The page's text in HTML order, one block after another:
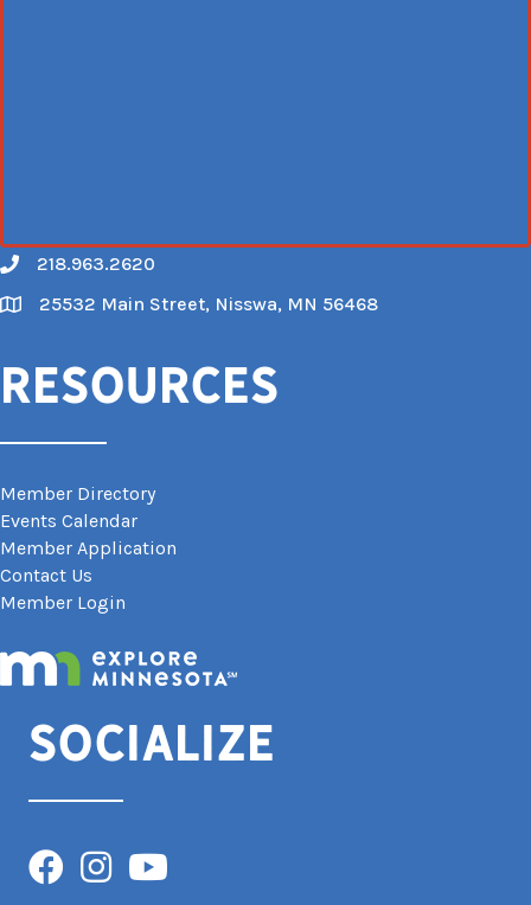
Call
218.963.2620
Map
25532 Main Street, Nisswa, MN 56468
Resources
Member Directory
Events Calendar
Member Application
Contact Us
Member Login
Socialize
FacebookInstagram
YouTube